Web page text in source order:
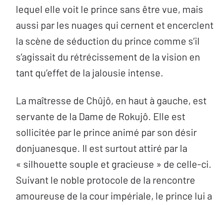
lequel elle voit le prince sans être vue, mais
aussi par les nuages qui cernent et encerclent
la scène de séduction du prince comme s’il
s’agissait du rétrécissement de la vision en
tant qu’effet de la jalousie intense.
La maîtresse de Chûjô, en haut à gauche, est
servante de la Dame de Rokujô. Elle est
sollicitée par le prince animé par son désir
donjuanesque. Il est surtout attiré par la
« silhouette souple et gracieuse » de celle-ci.
Suivant le noble protocole de la rencontre
amoureuse de la cour impériale, le prince lui a